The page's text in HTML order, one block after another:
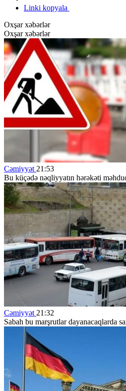
Linki kopyala
Oxşar xəbərlər
Oxşar xəbərlər
Cəmiyyət 21:53
Bu küçədə nəqliyyatın hərəkəti
Cəmiyyət 21:32
Sabah bu marşrutlar dayanacaqlarda